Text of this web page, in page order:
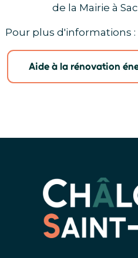
de la Mairie à
Pour plus d'informations :
Aide à la rénovation